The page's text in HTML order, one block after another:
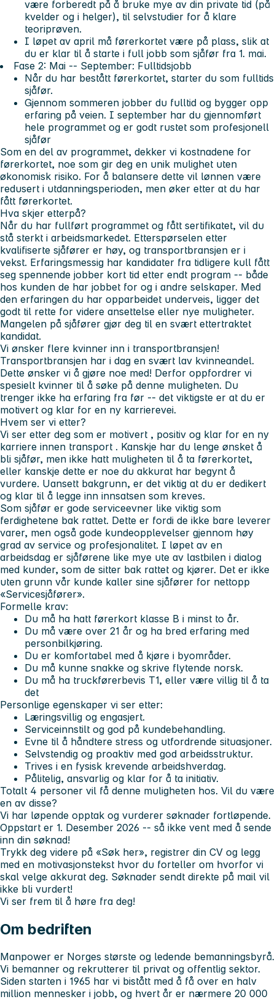
være forberedt på å bruke mye av din private tid (på
kvelder og i helger), til selvstudier for å klare
teoriprøven.
I løpet av april må førerkortet være på plass, slik at
du er klar til å starte i full jobb som sjåfør fra 1. mai.
Fase 2: Mai -- September: Fulltidsjobb
Når du har bestått førerkortet, starter du som fulltids
sjåfør.
Gjennom sommeren jobber du fulltid og bygger opp
erfaring på veien. I september har du gjennomført
hele programmet og er godt rustet som profesjonell
sjåfør
Som en del av programmet, dekker vi kostnadene for
førerkortet, noe som gir deg en unik mulighet uten
økonomisk risiko. For å balansere dette vil lønnen være
redusert i utdanningsperioden, men øker etter at du har
fått førerkortet.
Hva skjer etterpå?
Når du har fullført programmet og fått sertifikatet, vil du
stå sterkt i arbeidsmarkedet. Etterspørselen etter
kvalifiserte sjåfører er høy, og transportbransjen er i
vekst. Erfaringsmessig har kandidater fra tidligere kull fått
seg spennende jobber kort tid etter endt program -- både
hos kunden de har jobbet for og i andre selskaper. Med
den erfaringen du har opparbeidet underveis, ligger det
godt til rette for videre ansettelse eller nye muligheter.
Mangelen på sjåfører gjør deg til en svært ettertraktet
kandidat.
Vi ønsker flere kvinner inn i transportbransjen!
Transportbransjen har i dag en svært lav kvinneandel.
Dette ønsker vi å gjøre noe med! Derfor oppfordrer vi
spesielt kvinner til å søke på denne muligheten. Du
trenger ikke ha erfaring fra før -- det viktigste er at du er
motivert og klar for en ny karrierevei.
Hvem ser vi etter?
Vi ser etter deg som er motivert , positiv og klar for en ny
karriere innen transport . Kanskje har du lenge ønsket å
bli sjåfør, men ikke hatt muligheten til å ta førerkortet,
eller kanskje dette er noe du akkurat har begynt å
vurdere. Uansett bakgrunn, er det viktig at du er dedikert
og klar til å legge inn innsatsen som kreves.
Som sjåfør er gode serviceevner like viktig som
ferdighetene bak rattet. Dette er fordi de ikke bare leverer
varer, men også gode kundeopplevelser gjennom høy
grad av service og profesjonalitet. I løpet av en
arbeidsdag er sjåførene like mye ute av lastbilen i dialog
med kunder, som de sitter bak rattet og kjører. Det er ikke
uten grunn vår kunde kaller sine sjåfører for nettopp
«Servicesjåfører».
Formelle krav:
Du må ha hatt førerkort klasse B i minst to år.
Du må være over 21 år og ha bred erfaring med
personbilkjøring.
Du er komfortabel med å kjøre i byområder.
Du må kunne snakke og skrive flytende norsk.
Du må ha truckførerbevis T1, eller være villig til å ta
det
Personlige egenskaper vi ser etter:
Læringsvillig og engasjert.
Serviceinnstilt og god på kundebehandling.
Evne til å håndtere stress og utfordrende situasjoner.
Selvstendig og proaktiv med god arbeidsstruktur.
Trives i en fysisk krevende arbeidshverdag.
Pålitelig, ansvarlig og klar for å ta initiativ.
Totalt 4 personer vil få denne muligheten hos. Vil du være
en av disse?
Vi har løpende opptak og vurderer søknader fortløpende.
Oppstart er 1. Desember 2026 -- så ikke vent med å sende
inn din søknad!
Trykk deg videre på «Søk her», registrer din CV og legg
med en motivasjonstekst hvor du forteller om hvorfor vi
skal velge akkurat deg. Søknader sendt direkte på mail vil
ikke bli vurdert!
Vi ser frem til å høre fra deg!
Om bedriften
Manpower er Norges største og ledende bemanningsbyrå.
Vi bemanner og rekrutterer til privat og offentlig sektor.
Siden starten i 1965 har vi bistått med å få over en halv
million mennesker i jobb, og hvert år er nærmere 20 000